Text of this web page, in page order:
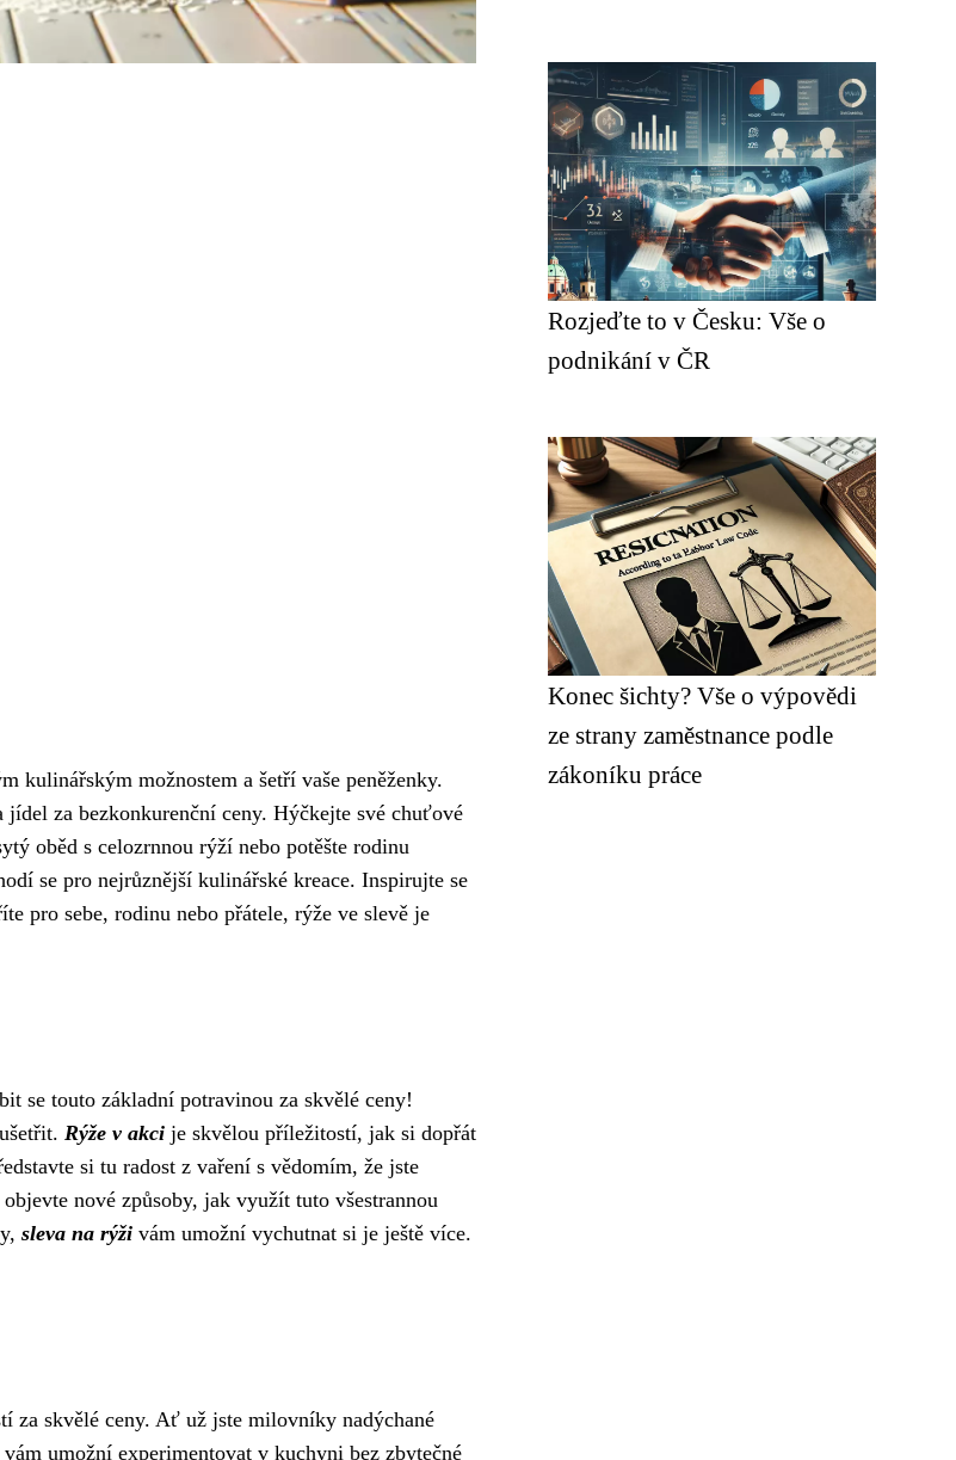
kulinářským možnostem a šetří vaše peněženky.
jídel za bezkonkurenční ceny. Hýčkejte své chuťové
oběd s celozrnnou rýží nebo potěšte rodinu
se pro nejrůznější kulinářské kreace. Inspirujte se
pro sebe, rodinu nebo přátele, rýže ve slevě je
se touto základní potravinou za skvělé ceny!
Rýže v akci je skvělou příležitostí, jak si dopřát
si tu radost z vaření s vědomím, že jste
nové způsoby, jak využít tuto všestrannou
sleva na rýži vám umožní vychutnat si je ještě více.
za skvělé ceny. Ať už jste milovníky nadýchané
vám umožní experimentovat v kuchyni bez zbytečné
Rozjeďte to v Česku: Vše o
podnikání v ČR
Konec šichty? Vše o výpovědi
ze strany zaměstnance podle
zákoníku práce